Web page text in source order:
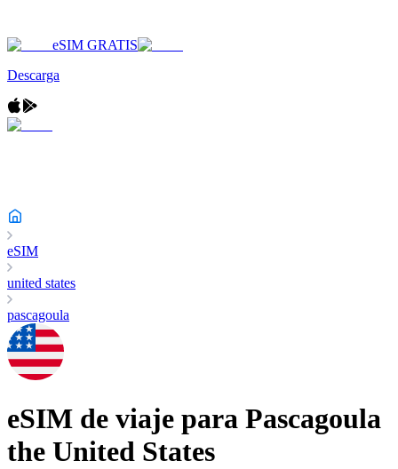
eSIM GRATIS
Descarga
eSIM
united states
pascagoula
eSIM de viaje para Pascagoula
the United States